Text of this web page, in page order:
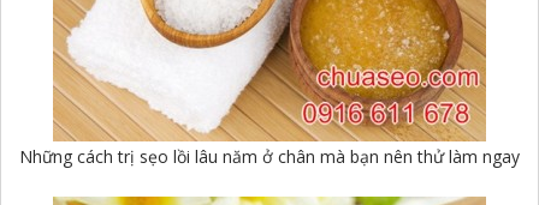
Những cách trị sẹo lồi lâu năm ở chân mà bạn nên thử làm ngay